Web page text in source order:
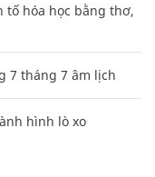
tố hóa học bằng thơ,
7 tháng 7 âm lịch
hình lò xo